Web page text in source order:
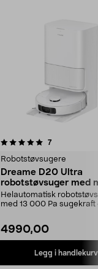
7anmeldelser
Robotstøvsugere
Dreame D20 Ultra
robotstøvsuger med
hvit
Helautomatisk
med 13 000 Pa sugekraft
4990,00
Legg i handlekurv
5.0 av 5 stjerner